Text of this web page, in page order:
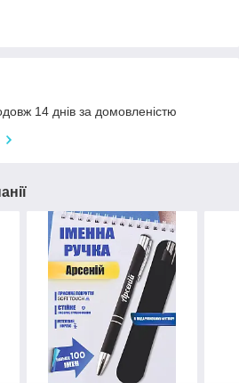
14 днів за домовленістю